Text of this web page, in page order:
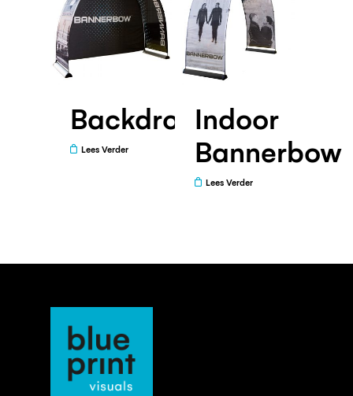
Backdrop
Lees Verder
Indoor
Bannerbow
Lees Verder